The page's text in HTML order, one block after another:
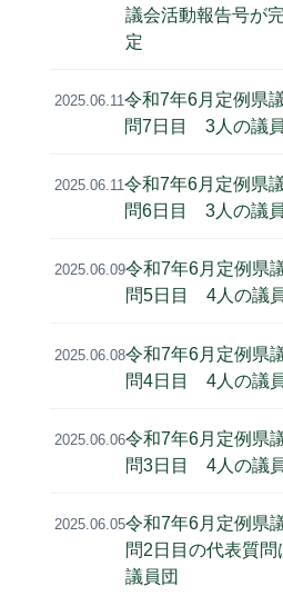
議会活動報告号が
定
2025.06.11令和7年6月定例県
問7日目 3人の議
2025.06.11令和7年6月定例県
問6日目 3人の議
2025.06.09令和7年6月定例県
問5日目 4人の議
2025.06.08令和7年6月定例県
問4日目 4人の議
2025.06.06令和7年6月定例県
問3日目 4人の議
2025.06.05令和7年6月定例県
問2日目の代表質
議員団